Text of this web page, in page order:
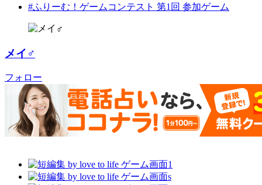
#ふりーむ！ゲームコンテスト 第1回 参加ゲーム
メイ♂
フォロー